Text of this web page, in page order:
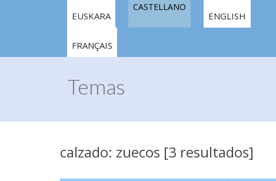
EUSKARA
CASTELLANO
ENGLISH
FRANÇAIS
Temas
calzado: zuecos [3 resultados]